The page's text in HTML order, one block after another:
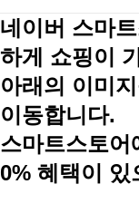
네이버 스마
하게 쇼핑이
아래의 이미
이동합니다.
스마트스토어
0% 혜택이 있